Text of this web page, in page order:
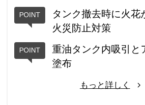
タンク撤去時に火花
火災防止対策
重油タンク内吸引と
塗布
もっと詳しく